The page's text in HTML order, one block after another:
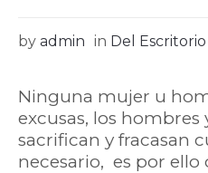
by admin in Del
Ninguna mujer u
excusas, los hombres
sacrifican y fracasan
necesario, es por